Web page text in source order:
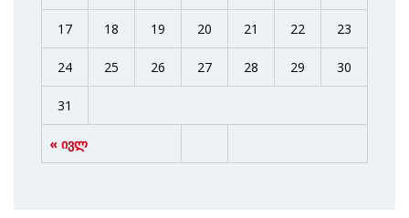
« ივლ
17 18 19 20 21 22 23
24 25 26 27 28 29 30
31